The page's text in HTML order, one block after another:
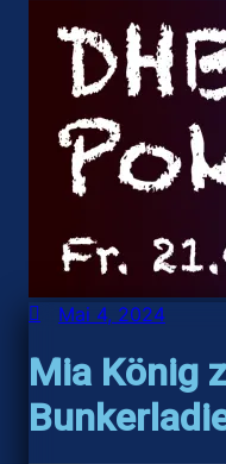
Mai 4, 2024
Mia König